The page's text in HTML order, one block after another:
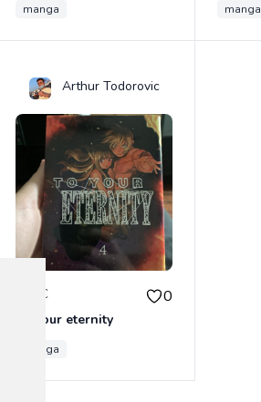
manga manga
Arthur Todorovic
5.00€ 0
To your eternity
manga